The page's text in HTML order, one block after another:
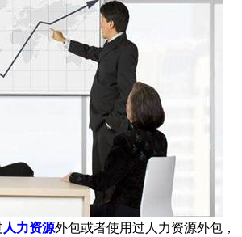
人力资源外包或者使用过人力资源外包，